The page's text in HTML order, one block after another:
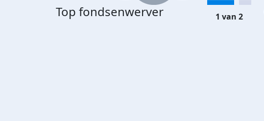
Top fondsenwerver 1 van 2